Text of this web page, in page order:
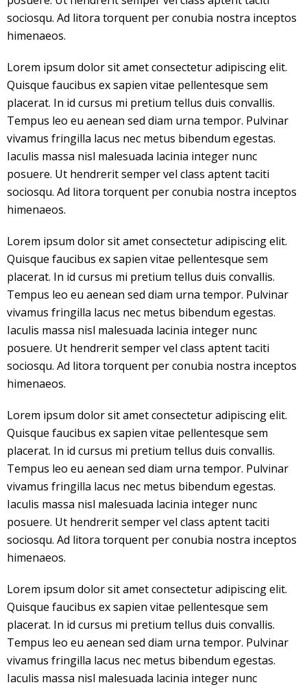
sociosqu. Ad litora torquent per conubia nostra inceptos
himenaeos.
Lorem ipsum dolor sit amet consectetur adipiscing elit.
Quisque faucibus ex sapien vitae pellentesque sem
placerat. In id cursus mi pretium tellus duis convallis.
Tempus leo eu aenean sed diam urna tempor. Pulvinar
vivamus fringilla lacus nec metus bibendum egestas.
Iaculis massa nisl malesuada lacinia integer nunc
posuere. Ut hendrerit semper vel class aptent taciti
sociosqu. Ad litora torquent per conubia nostra inceptos
himenaeos.
Lorem ipsum dolor sit amet consectetur adipiscing elit.
Quisque faucibus ex sapien vitae pellentesque sem
placerat. In id cursus mi pretium tellus duis convallis.
Tempus leo eu aenean sed diam urna tempor. Pulvinar
vivamus fringilla lacus nec metus bibendum egestas.
Iaculis massa nisl malesuada lacinia integer nunc
posuere. Ut hendrerit semper vel class aptent taciti
sociosqu. Ad litora torquent per conubia nostra inceptos
himenaeos.
Lorem ipsum dolor sit amet consectetur adipiscing elit.
Quisque faucibus ex sapien vitae pellentesque sem
placerat. In id cursus mi pretium tellus duis convallis.
Tempus leo eu aenean sed diam urna tempor. Pulvinar
vivamus fringilla lacus nec metus bibendum egestas.
Iaculis massa nisl malesuada lacinia integer nunc
posuere. Ut hendrerit semper vel class aptent taciti
sociosqu. Ad litora torquent per conubia nostra inceptos
himenaeos.
Lorem ipsum dolor sit amet consectetur adipiscing elit.
Quisque faucibus ex sapien vitae pellentesque sem
placerat. In id cursus mi pretium tellus duis convallis.
Tempus leo eu aenean sed diam urna tempor. Pulvinar
vivamus fringilla lacus nec metus bibendum egestas.
Iaculis massa nisl malesuada lacinia integer nunc